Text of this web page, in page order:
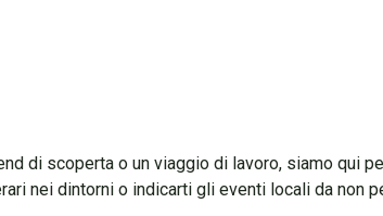
di scoperta o un viaggio di lavoro, siamo qui
nei dintorni o indicarti gli eventi locali da non